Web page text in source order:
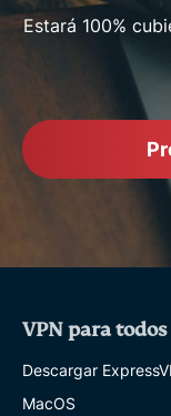
Estará 100%
VPN para
Descargar
MacOS